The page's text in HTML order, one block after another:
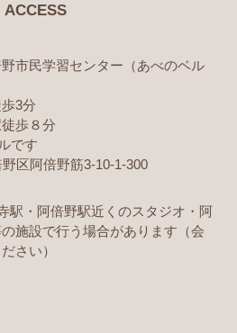
ACCESS
市民学習センター（あべのベル
3分
歩８分
です
区阿倍野筋3-10-1-300
・阿倍野駅近くのスタジオ・阿
施設で行う場合があります（会
さい）